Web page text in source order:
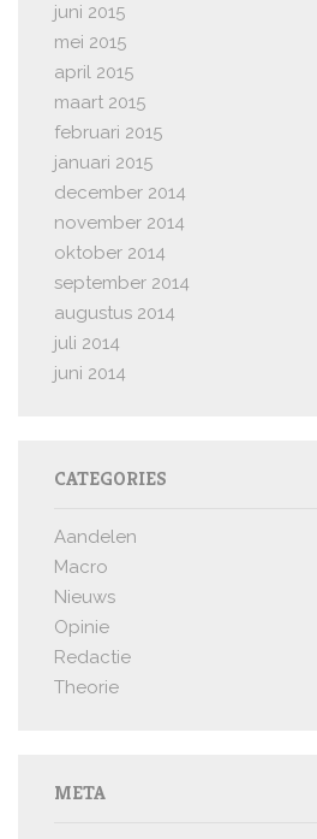
juni 2015
mei 2015
april 2015
maart 2015
februari 2015
januari 2015
december 2014
november 2014
oktober 2014
september 2014
augustus 2014
juli 2014
juni 2014
CATEGORIES
Aandelen
Macro
Nieuws
Opinie
Redactie
Theorie
META